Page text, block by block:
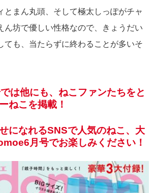
とまん丸頭、そして極太しっぽがチャ
ん坊で優しい性格なので、きょうだい
ても、当たらずに終わることが多いそ
は他にも、ねこファンたちをと
ねこを掲載！
になれるSNSで人気のねこ、大
月号でお楽しみください！